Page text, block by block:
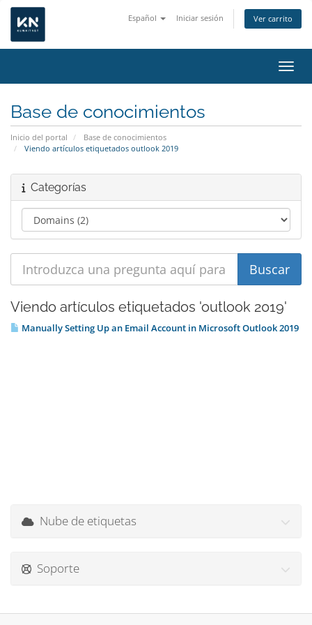
Español Iniciar sesión Ver carrito
Base de conocimientos
Inicio del portal
Base de conocimientos
Viendo artículos etiquetados outlook 2019
Categorías
Viendo artículos etiquetados 'outlook 2019'
Manually Setting Up an Email Account in Microsoft Outlook 2019
Nube de etiquetas
Soporte